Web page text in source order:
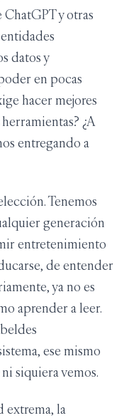
ChatGPT y otras
datos y
en pocas
hacer mejores
¿A
entregando a
Tenemos
generación
entretenimiento
de entender
ya no es
aprender a leer.
ese mismo
siquiera vemos.
extrema, la